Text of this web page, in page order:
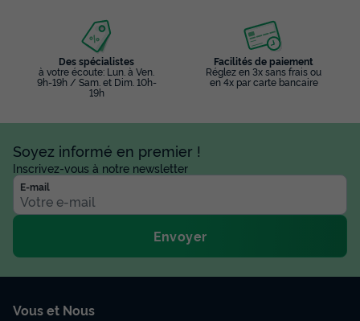
Des spécialistes
à votre écoute: Lun. à Ven.
9h-19h / Sam. et Dim. 10h-
19h
Facilités de paiement
Réglez en 3x sans frais ou
en 4x par carte bancaire
Soyez informé en premier !
Inscrivez-vous à notre newsletter
E-mail
Envoyer
Vous et Nous